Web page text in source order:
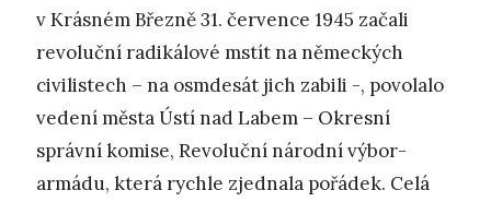
v Krásném Březně 31. července 1945 začali
revoluční radikálové mstít na německých
civilistech – na osmdesát jich zabili -, povolalo
vedení města Ústí nad Labem – Okresní
správní komise, Revoluční národní výbor-
armádu, která rychle zjednala pořádek. Celá